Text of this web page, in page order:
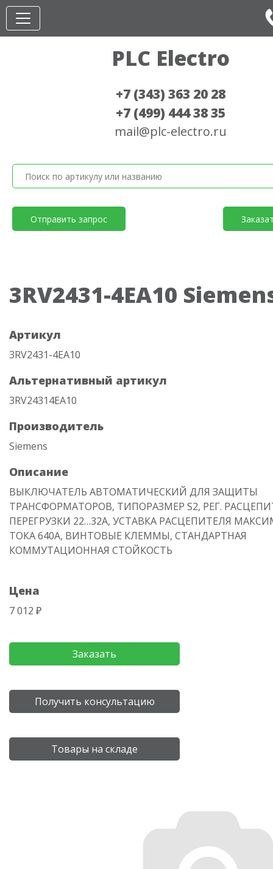
PLC Electro
+7 (343) 363 20 28
+7 (499) 444 38 35
mail@plc-electro.ru
Отправить запрос
3RV2431-4EA10
Артикул
3RV2431-4EA10
Альтернативный артикул
3RV24314EA10
Производитель
Siemens
Описание
ВЫКЛЮЧАТЕЛЬ АВТОМАТИЧЕСКИЙ ДЛЯ ЗАЩИТЫ
ТРАНСФОРМАТОРОВ, ТИПОРАЗМЕР S2, РЕГ.
ПЕРЕГРУЗКИ 22…32А, УСТАВКА РАСЦЕПИТЕЛЯ
ТОКА 640A, ВИНТОВЫЕ КЛЕММЫ, СТАНДАРТНАЯ
КОММУТАЦИОННАЯ СТОЙКОСТЬ
Цена
7 012 ₽
Заказать
Получить консультацию
Товары на складе